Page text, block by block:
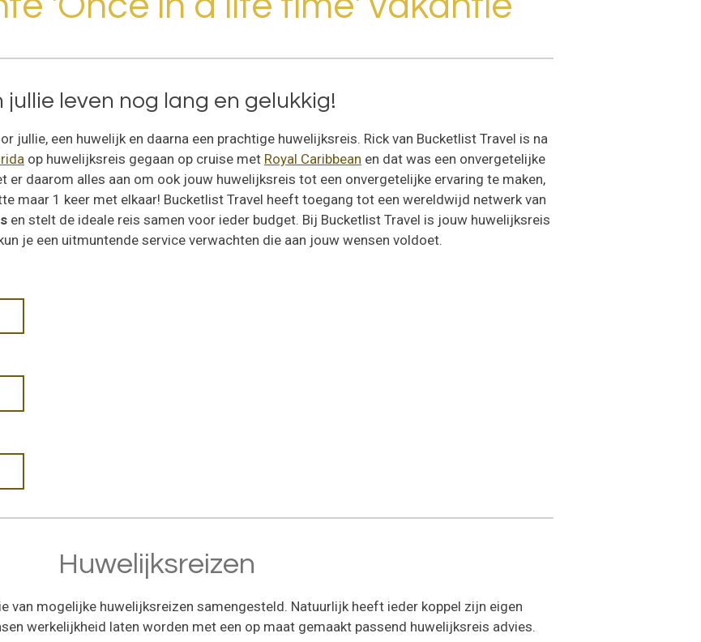
jullie leven nog lang en gelukkig!
jullie, een huwelijk en daarna een prachtige huwelijksreis. Rick van Bucketlist Travel is na
op huwelijksreis gegaan op cruise met Royal Caribbean en dat was een onvergetelijke
er daarom alles aan om ook jouw huwelijksreis tot een onvergetelijke ervaring te maken,
maar 1 keer met elkaar! Bucketlist Travel heeft toegang tot een wereldwijd netwerk van
en stelt de ideale reis samen voor ieder budget. Bij Bucketlist Travel is jouw huwelijksreis
je een uitmuntende service verwachten die aan jouw wensen voldoet.
Huwelijksreizen
van mogelijke huwelijksreizen samengesteld. Natuurlijk heeft ieder koppel zijn eigen
werkelijkheid laten worden met een op maat gemaakt passend huwelijksreis advies.